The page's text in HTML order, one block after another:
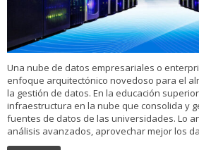
Una nube de datos empresariales o
enfoque arquitectónico novedoso para el
la gestión de datos. En la educación
infraestructura en la nube que consolida y
fuentes de datos de las universidades. Lo
análisis avanzados, aprovechar mejor los